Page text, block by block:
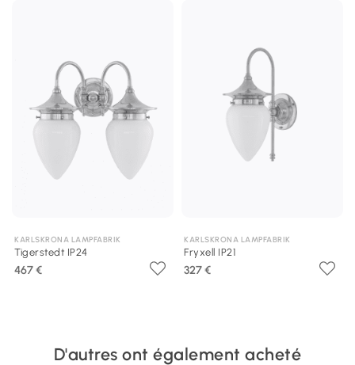
KARLSKRONA LAMPFABRIK
Tigerstedt IP24
467 €
KARLSKRONA LAMPFABRIK
Fryxell IP21
327 €
D'autres ont également acheté